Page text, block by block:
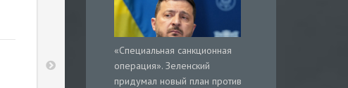
«Специальная санкционная
операция». Зеленский
придумал новый план против